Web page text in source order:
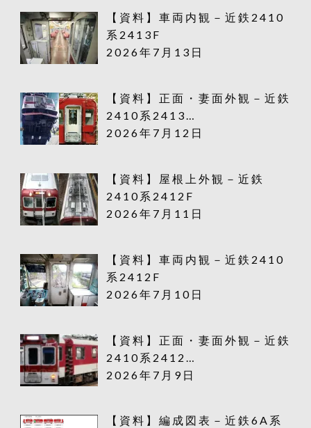
【資料】車両内観－近鉄2410
系2413F
2026年7月13日
【資料】正面・妻面外観－近鉄
2410系2413…
2026年7月12日
【資料】屋根上外観－近鉄
2410系2412F
2026年7月11日
【資料】車両内観－近鉄2410
系2412F
2026年7月10日
【資料】正面・妻面外観－近鉄
2410系2412…
2026年7月9日
【資料】編成図表－近鉄6A系